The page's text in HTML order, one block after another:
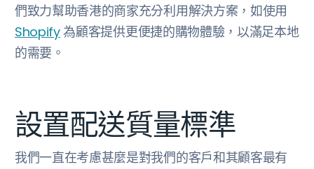
們致力幫助香港的商家充分利用解決方案，如使用
Shopify為顧客提供更便捷的購物體驗，以滿足本地
的需要。
設置配送質量標準
我們一直在考慮甚麼是對我們的客戶和其顧客最有